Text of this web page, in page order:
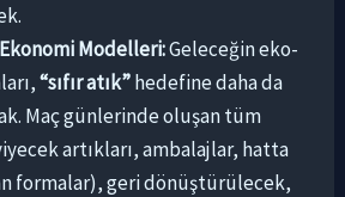
Modelleri:Geleceğin eko-
“sıfır atık”hedefine daha da
Maç günlerinde oluşan tüm
artıkları, ambalajlar, hatta
formalar), geri dönüştürülecek,